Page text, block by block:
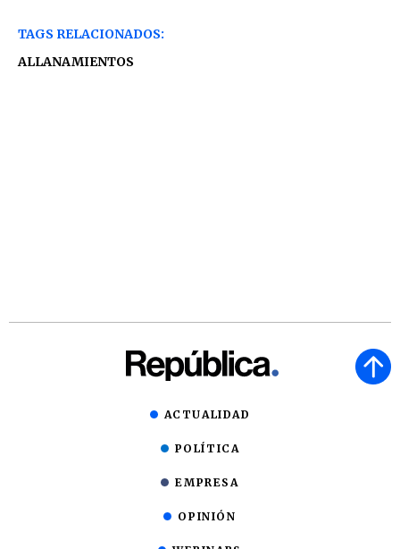
TAGS RELACIONADOS:
ALLANAMIENTOS
ACTUALIDAD
POLÍTICA
EMPRESA
OPINIÓN